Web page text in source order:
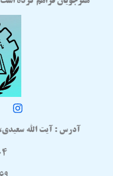
آدرس : آیت الله